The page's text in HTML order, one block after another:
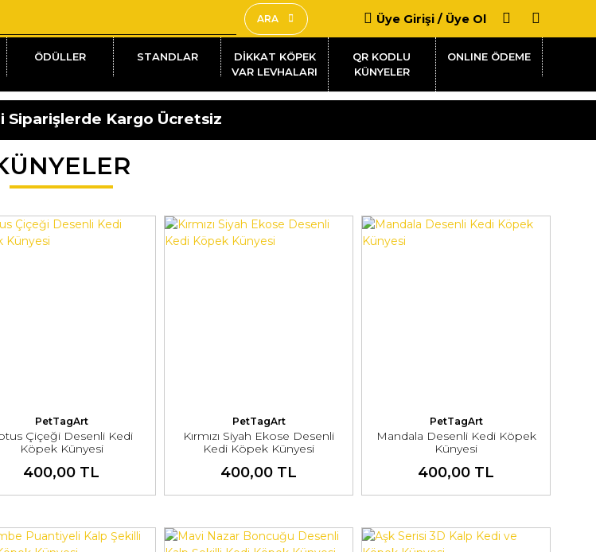
ARA Üye Girişi / Üye Ol
ÖDÜLLER STANDLAR
DİKKAT KÖPEK
VAR LEVHALARI
QR KODLU
KÜNYELER
Siparişlerde Kargo Ücretsiz
PetTagArt
Çiçeği Desenli Kedi
Köpek Künyesi
400,00 TL
PetTagArt
Kırmızı Siyah Ekose Desenli
Kedi Köpek Künyesi
400,00 TL
PetTagArt
Mandala Desenli Kedi Köpek
Künyesi
400,00 TL